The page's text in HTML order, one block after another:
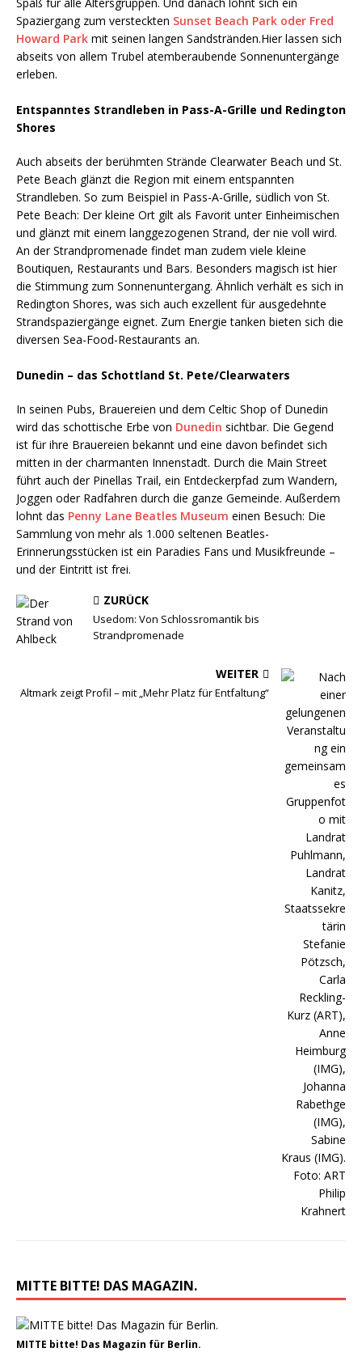
Spaziergang zum versteckten Sunset Beach Park oder Fred
Howard Park mit seinen langen Sandstränden.Hier lassen sich
abseits von allem Trubel atemberaubende Sonnenuntergänge
erleben.
Entspanntes Strandleben in Pass-A-Grille und Redington
Shores
Auch abseits der berühmten Strände Clearwater Beach und St.
Pete Beach glänzt die Region mit einem entspannten
Strandleben. So zum Beispiel in Pass-A-Grille, südlich von St.
Pete Beach: Der kleine Ort gilt als Favorit unter Einheimischen
und glänzt mit einem langgezogenen Strand, der nie voll wird.
An der Strandpromenade findet man zudem viele kleine
Boutiquen, Restaurants und Bars. Besonders magisch ist hier
die Stimmung zum Sonnenuntergang. Ähnlich verhält es sich in
Redington Shores, was sich auch exzellent für ausgedehnte
Strandspaziergänge eignet. Zum Energie tanken bieten sich die
diversen Sea-Food-Restaurants an.
Dunedin – das Schottland St. Pete/Clearwaters
In seinen Pubs, Brauereien und dem Celtic Shop of Dunedin
wird das schottische Erbe von Dunedin sichtbar. Die Gegend
ist für ihre Brauereien bekannt und eine davon befindet sich
mitten in der charmanten Innenstadt. Durch die Main Street
führt auch der Pinellas Trail, ein Entdeckerpfad zum Wandern,
Joggen oder Radfahren durch die ganze Gemeinde. Außerdem
lohnt das Penny Lane Beatles Museum einen Besuch: Die
Sammlung von mehr als 1.000 seltenen Beatles-
Erinnerungsstücken ist ein Paradies Fans und Musikfreunde –
und der Eintritt ist frei.
ZURÜCK
Usedom: Von Schlossromantik bis
Strandpromenade
WEITER
Altmark zeigt Profil – mit „Mehr Platz für Entfaltung“
MITTE BITTE! DAS MAGAZIN.
MITTE bitte! Das Magazin für Berlin.